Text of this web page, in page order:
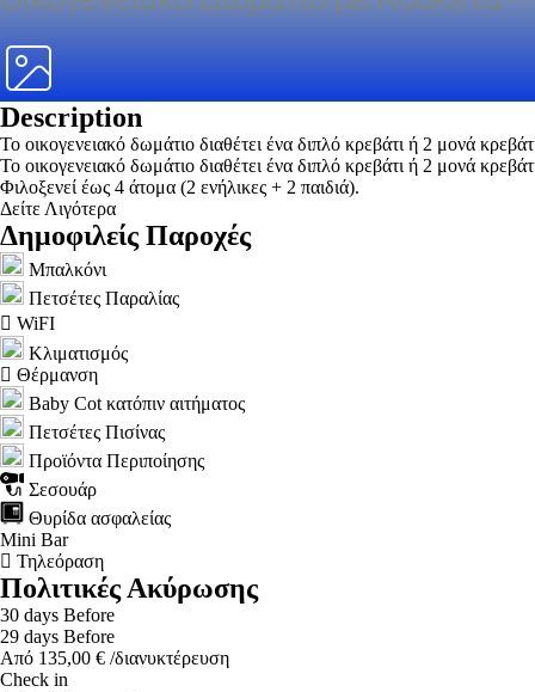
Description
Το οικογενειακό δωμάτιο διαθέτει ένα διπλό κρεβάτι ή 2 μονά
Το οικογενειακό δωμάτιο διαθέτει ένα διπλό κρεβάτι ή 2 μονά
Φιλοξενεί έως 4 άτομα (2 ενήλικες + 2 παιδιά).
Δείτε Λιγότερα
Δημοφιλείς Παροχές
Μπαλκόνι
Πετσέτες Παραλίας
WiFI
Κλιματισμός
Θέρμανση
Baby Cot κατόπιν αιτήματος
Πετσέτες Πισίνας
Προϊόντα Περιποίησης
Σεσουάρ
Θυρίδα ασφαλείας
Mini Bar
Τηλεόραση
Πολιτικές Ακύρωσης
30 days Before
29 days Before
Από 135,00 € /διανυκτέρευση
Check in